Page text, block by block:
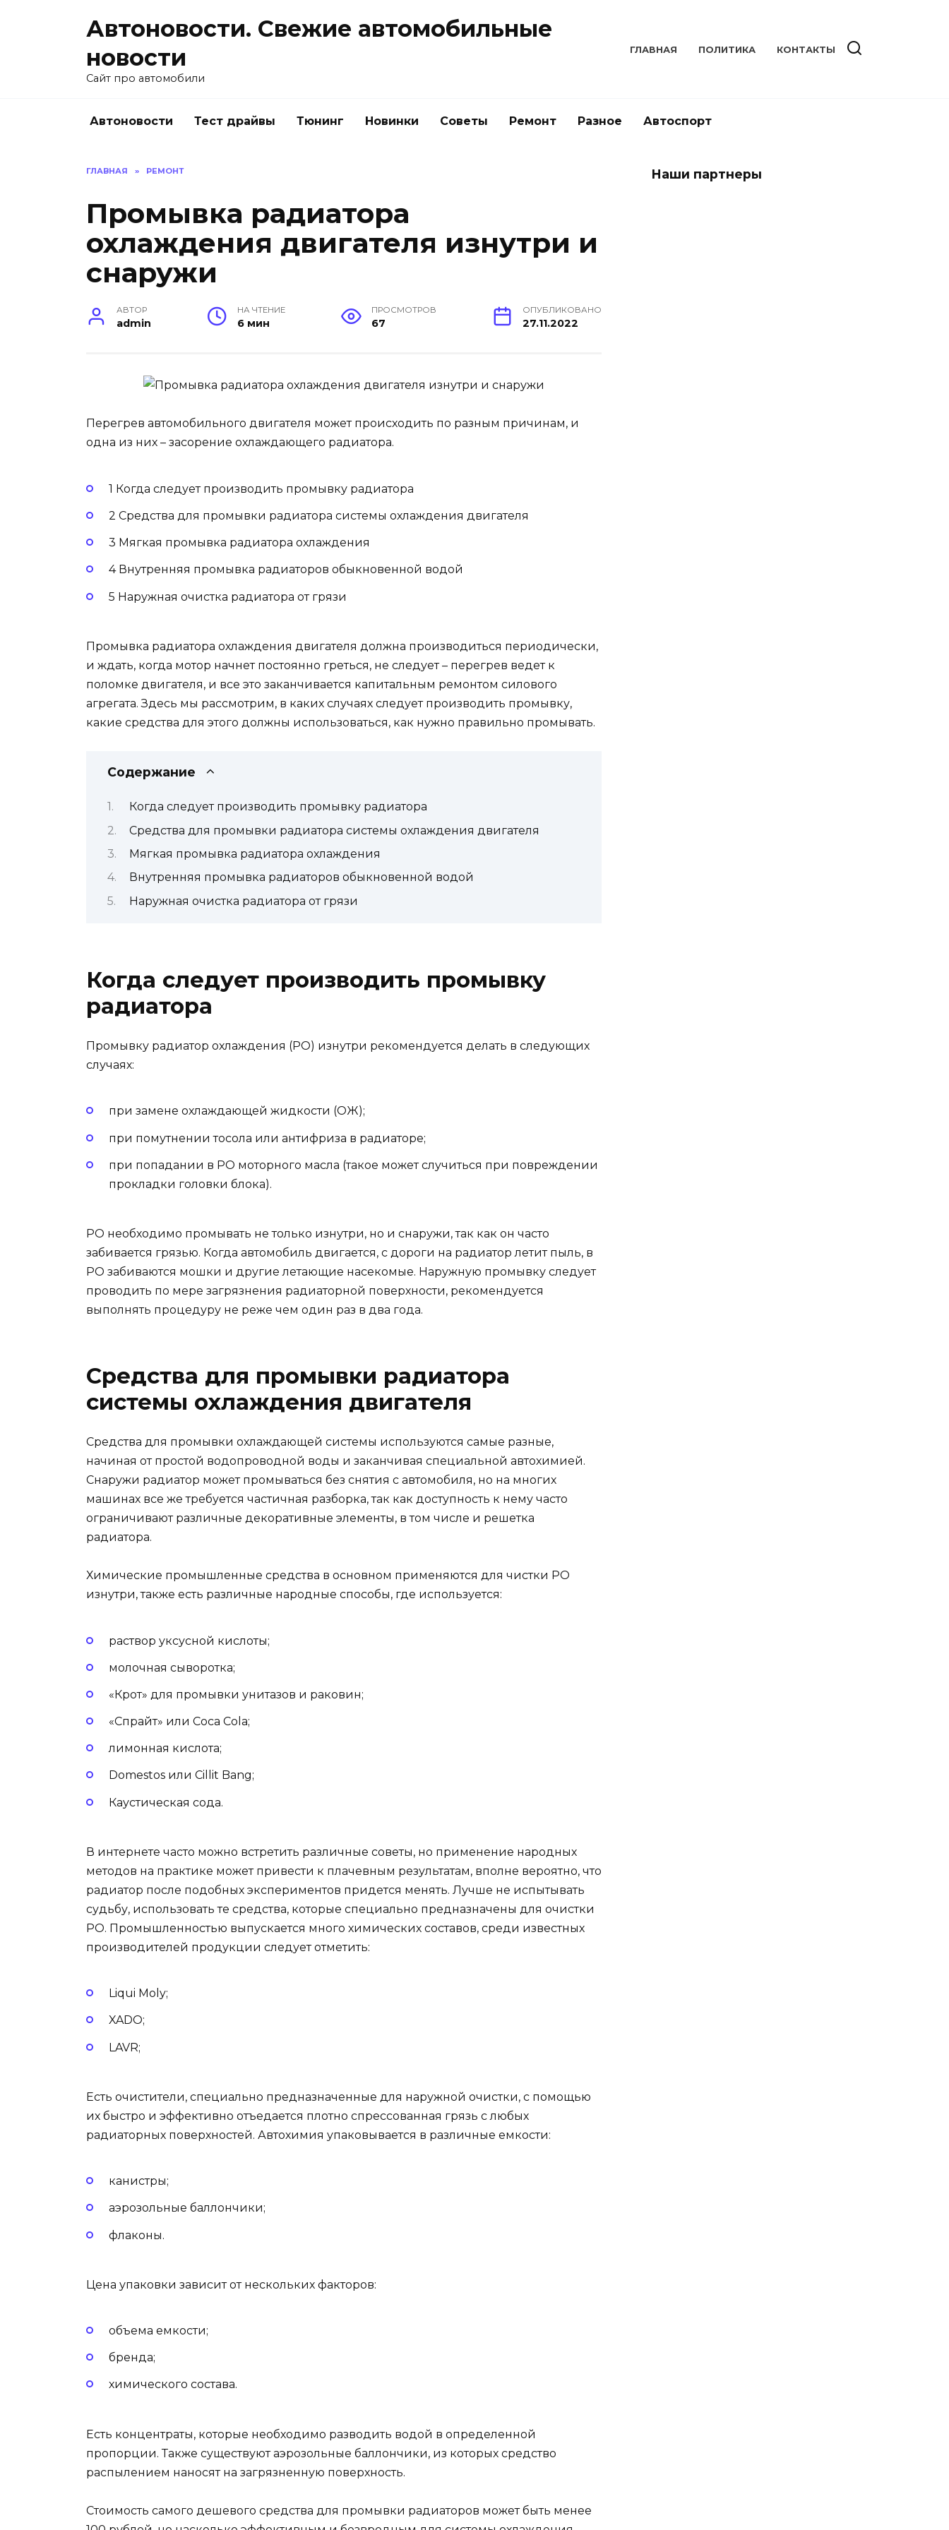
Автоновости. Свежие автомобильные
новости
Сайт про автомобили
ГЛАВНАЯ ПОЛИТИКА КОНТАКТЫ
Автоновости Тест драйвы Тюнинг Новинки Советы Ремонт Разное Автоспорт
ГЛАВНАЯ » РЕМОНТ
Промывка радиатора
охлаждения двигателя изнутри и
снаружи
АВТОР
admin
НА ЧТЕНИЕ
6 мин
ПРОСМОТРОВ
67
ОПУБЛИКОВАНО
27.11.2022
Перегрев автомобильного двигателя может происходить по разным причинам, и
одна из них – засорение охлаждающего радиатора.
1 Когда следует производить промывку радиатора
2 Средства для промывки радиатора системы охлаждения двигателя
3 Мягкая промывка радиатора охлаждения
4 Внутренняя промывка радиаторов обыкновенной водой
5 Наружная очистка радиатора от грязи
Промывка радиатора охлаждения двигателя должна производиться периодически,
и ждать, когда мотор начнет постоянно греться, не следует – перегрев ведет к
поломке двигателя, и все это заканчивается капитальным ремонтом силового
агрегата. Здесь мы рассмотрим, в каких случаях следует производить промывку,
какие средства для этого должны использоваться, как нужно правильно промывать.
Содержание
Когда следует производить промывку радиатора
Средства для промывки радиатора системы охлаждения двигателя
Мягкая промывка радиатора охлаждения
Внутренняя промывка радиаторов обыкновенной водой
Наружная очистка радиатора от грязи
Когда следует производить промывку
радиатора
Промывку радиатор охлаждения (РО) изнутри рекомендуется делать в следующих
случаях:
при замене охлаждающей жидкости (ОЖ);
при помутнении тосола или антифриза в радиаторе;
при попадании в РО моторного масла (такое может случиться при повреждении
прокладки головки блока).
РО необходимо промывать не только изнутри, но и снаружи, так как он часто
забивается грязью. Когда автомобиль двигается, с дороги на радиатор летит пыль, в
РО забиваются мошки и другие летающие насекомые. Наружную промывку следует
проводить по мере загрязнения радиаторной поверхности, рекомендуется
выполнять процедуру не реже чем один раз в два года.
Средства для промывки радиатора
системы охлаждения двигателя
Средства для промывки охлаждающей системы используются самые разные,
начиная от простой водопроводной воды и заканчивая специальной автохимией.
Снаружи радиатор может промываться без снятия с автомобиля, но на многих
машинах все же требуется частичная разборка, так как доступность к нему часто
ограничивают различные декоративные элементы, в том числе и решетка
радиатора.
Химические промышленные средства в основном применяются для чистки РО
изнутри, также есть различные народные способы, где используется:
раствор уксусной кислоты;
молочная сыворотка;
«Крот» для промывки унитазов и раковин;
«Спрайт» или Coca Cola;
лимонная кислота;
Domestos или Cillit Bang;
Каустическая сода.
В интернете часто можно встретить различные советы, но применение народных
методов на практике может привести к плачевным результатам, вполне вероятно, что
радиатор после подобных экспериментов придется менять. Лучше не испытывать
судьбу, использовать те средства, которые специально предназначены для очистки
РО. Промышленностью выпускается много химических составов, среди известных
производителей продукции следует отметить:
Liqui Moly;
XADO;
LAVR;
Есть очистители, специально предназначенные для наружной очистки, с помощью
их быстро и эффективно отъедается плотно спрессованная грязь с любых
радиаторных поверхностей. Автохимия упаковывается в различные емкости:
канистры;
аэрозольные баллончики;
флаконы.
Цена упаковки зависит от нескольких факторов:
объема емкости;
бренда;
химического состава.
Есть концентраты, которые необходимо разводить водой в определенной
пропорции. Также существуют аэрозольные баллончики, из которых средство
распылением наносят на загрязненную поверхность.
Стоимость самого дешевого средства для промывки радиаторов может быть менее
Наши партнеры